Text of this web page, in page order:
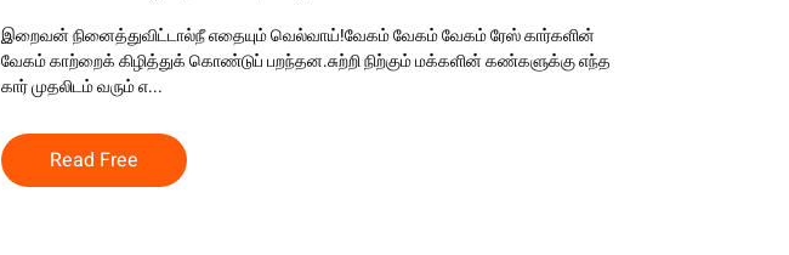
இறைவன் நினைத்துவிட்டால்நீ எதையும் வெல்வாய்!வேகம் வேகம் வேகம் ரேஸ் கார்களின்
வேகம் காற்றைக் கிழித்துக் கொண்டுப் பறந்தன.சுற்றி நிற்கும் மக்களின் கண்களுக்கு எந்த
கார் முதலிடம் வரும் எ...
Read Free